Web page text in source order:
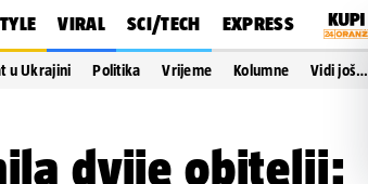
VIRAL SCI/TECH EXPRESS
u Ukrajini Politika Vrijeme Kolumne Vidi još…
dvije obitelji: